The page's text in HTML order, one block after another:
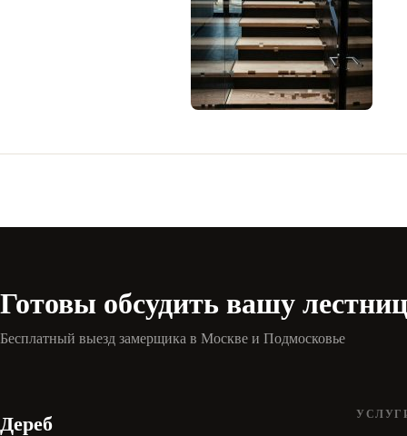
Готовы обсудить вашу
Бесплатный выезд замерщика в Москве и Подмосковье
Дереб